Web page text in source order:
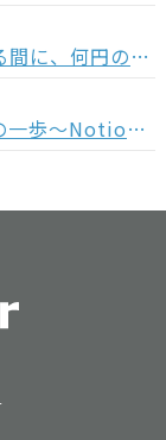
競合の売れ筋を取り逃がしている間に、何円の機会損失が起きているか ─ 競合データをもとに、売上機会を最大化させるための活用例をご紹介
Tableau活用企業のための、次の一歩〜Notionで実現する 意思決定と実行の一気通貫～